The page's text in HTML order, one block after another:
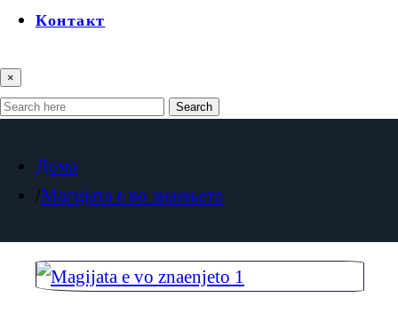
Контакт
×
Search
Дома
Магијата е во знаењето